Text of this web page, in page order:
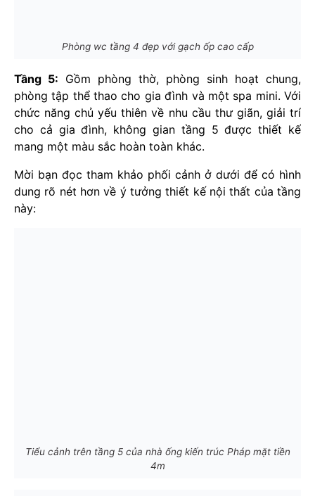
Phòng wc tầng 4 đẹp với gạch ốp cao cấp
Tầng 5: Gồm phòng thờ, phòng sinh hoạt chung,
phòng tập thể thao cho gia đình và một spa mini. Với
chức năng chủ yếu thiên về nhu cầu thư giãn, giải trí
cho cả gia đình, không gian tầng 5 được thiết kế
mang một màu sắc hoàn toàn khác.
Mời bạn đọc tham khảo phối cảnh ở dưới để có hình
dung rõ nét hơn về ý tưởng thiết kế nội thất của tầng
này:
Tiểu cảnh trên tầng 5 của nhà ống kiến trúc Pháp mặt tiền
4m